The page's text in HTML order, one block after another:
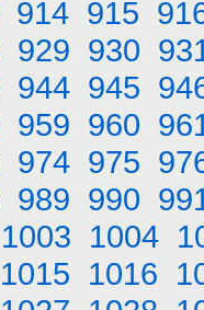
914 915
929 930
944 945
959 960
974 975
989 990
1003 1004
1015 1016